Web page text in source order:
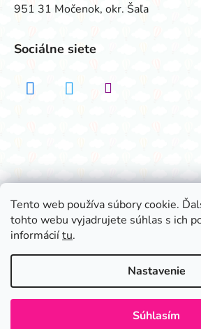
Tento web používa súbory cookie.
tohto webu vyjadrujete súhlas s ich
informáciítu.
Nastavenie
Súhlasím
951 31 Močenok, okr. Šaľa
Sociálne siete
vyhradené.